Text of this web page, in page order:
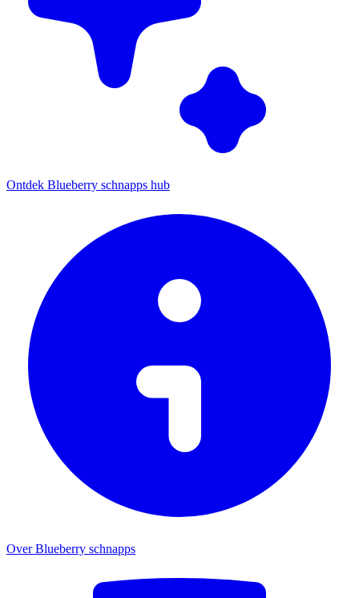
Ontdek Blueberry schnapps hub
Over Blueberry schnapps